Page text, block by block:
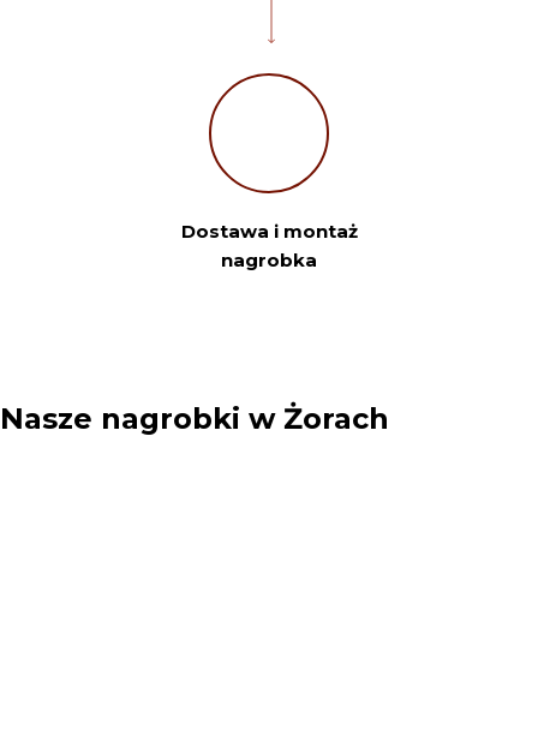
Dostawa i montaż
nagrobka
Nasze nagrobki w Żorach